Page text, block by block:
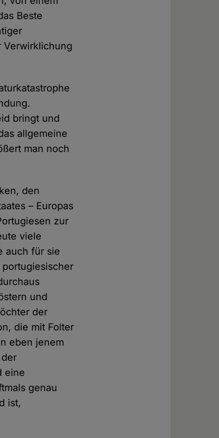
Beste
Verwirklichung
bringt und
allgemeine
man noch
den
– Europas
zur
viele
auch für sie
und
der
die mit Folter
eben jenem
eine
genau
ist,